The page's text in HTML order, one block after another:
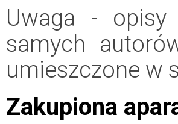
Uwaga - opisy
samych
umieszczone w
Zakupiona